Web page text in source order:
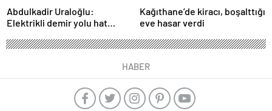
Abdulkadir Uraloğlu:
Elektrikli demir yolu hat
kilometreye yükselttik
Kağıthane’de kiracı, boşalttığı
eve hasar verdi
HABER